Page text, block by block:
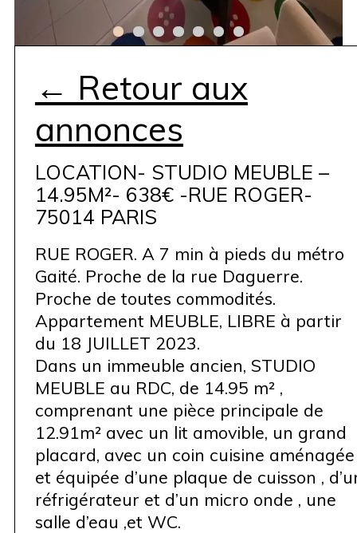
← Retour aux
annonces
LOCATION- STUDIO MEUBLE –
14.95M²- 638€ -RUE ROGER-
75014 PARIS
RUE ROGER. A 7 min à pieds du métro
Gaité. Proche de la rue Daguerre.
Proche de toutes commodités.
Appartement MEUBLE, LIBRE à partir
du 18 JUILLET 2023.
Dans un immeuble ancien, STUDIO
MEUBLE au RDC, de 14.95 m² ,
comprenant une pièce principale de
12.91m² avec un lit amovible, un grand
placard, avec un coin cuisine aménagée
et équipée d’une plaque de cuisson ,
réfrigérateur et d’un micro onde , une
salle d’eau ,et WC.